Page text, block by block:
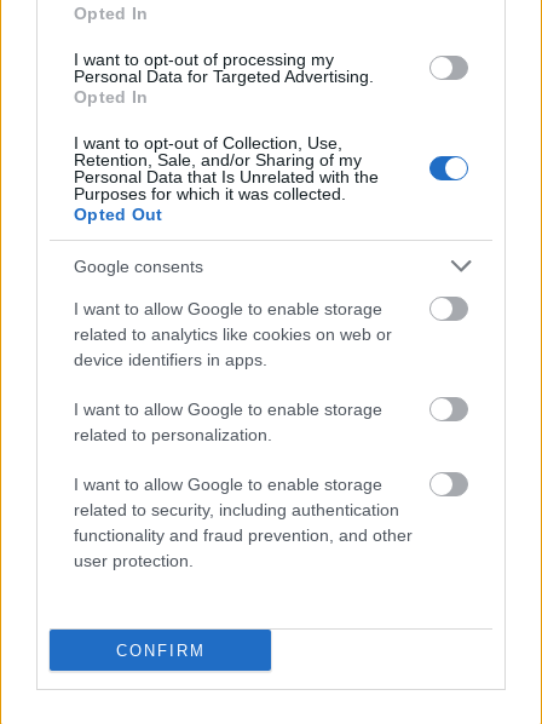
Opted In
I want to opt-out of processing my
Personal Data for Targeted Advertising.
Opted In
I want to opt-out of Collection, Use,
Retention, Sale, and/or Sharing of my
Personal Data that Is Unrelated with the
Purposes for which it was collected.
Opted Out
Google consents
I want to allow Google to enable storage
related to analytics like cookies on web or
device identifiers in apps.
I want to allow Google to enable storage
related to personalization.
I want to allow Google to enable storage
related to security, including authentication
functionality and fraud prevention, and other
user protection.
CONFIRM
arpeggio
uniwerbizm
wołacz